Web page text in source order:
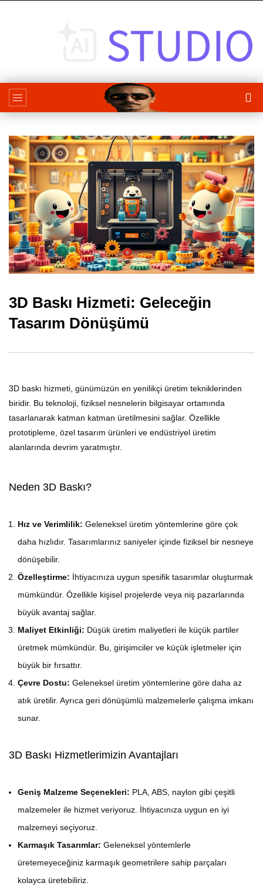
3D Baskı Hizmeti: Geleceğin
Tasarım Dönüşümü
3D baskı hizmeti, günümüzün en yenilikçi üretim tekniklerinden
biridir. Bu teknoloji, fiziksel nesnelerin bilgisayar ortamında
tasarlanarak katman katman üretilmesini sağlar. Özellikle
prototipleme, özel tasarım ürünleri ve endüstriyel üretim
alanlarında devrim yaratmıştır.
Neden 3D Baskı?
Hız ve Verimlilik: Geleneksel üretim yöntemlerine göre çok
daha hızlıdır. Tasarımlarınız saniyeler içinde fiziksel bir nesneye
dönüşebilir.
Özelleştirme: İhtiyacınıza uygun spesifik tasarımlar oluşturmak
mümkündür. Özellikle kişisel projelerde veya niş pazarlarında
büyük avantaj sağlar.
Maliyet Etkinliği: Düşük üretim maliyetleri ile küçük partiler
üretmek mümkündür. Bu, girişimciler ve küçük işletmeler için
büyük bir fırsattır.
Çevre Dostu: Geleneksel üretim yöntemlerine göre daha az
atık üretilir. Ayrıca geri dönüşümlü malzemelerle çalışma imkanı
sunar.
3D Baskı Hizmetlerimizin Avantajları
Geniş Malzeme Seçenekleri: PLA, ABS, naylon gibi çeşitli
malzemeler ile hizmet veriyoruz. İhtiyacınıza uygun en iyi
malzemeyi seçiyoruz.
Karmaşık Tasarımlar: Geleneksel yöntemlerle
üretemeyeceğiniz karmaşık geometrilere sahip parçaları
kolayca üretebiliriz.